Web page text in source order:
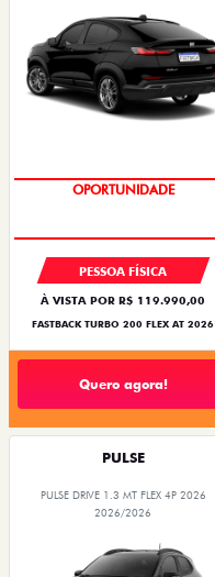
OPORTUNIDADE
PESSOA FÍSICA
À VISTA POR R$ 119.990,00
FASTBACK TURBO 200 FLEX AT 2026
Quero agora!
PULSE
PULSE DRIVE 1.3 MT FLEX 4P 2026
2026/2026